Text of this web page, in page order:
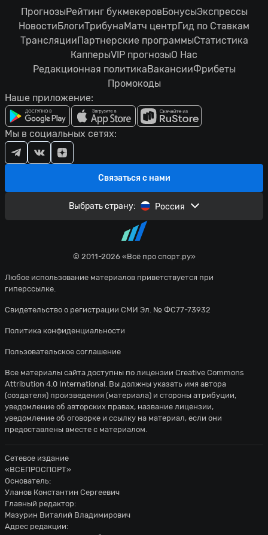
© 2011-2026 «Всё про спорт.ру»
Любое использование материалов приветствуется при
гиперссылке.
Свидетельство о регистрации СМИ Эл. № ФС77-73932
Политика конфиденциальности
Пользовательское соглашение
ПрогнозыРейтинг букмекеровБонусыЭкспрессы
НовостиБлогиТрибунаМатч центрГид по Ставкам
ТрансляцииПартнерские программыСтатистика
КапперыVIP прогнозыО Нас
Редакционная политикаВакансииФрибеты
Промокоды
Наше приложение:
Связаться с нами
Мы в социальных сетях:
Выбрать страну: Россия
Все материалы сайта доступны по лицензии Creative Commons
Attribution 4.0 International . Вы должны указать имя автора
(создателя) произведения (материала) и стороны атрибуции,
уведомление об авторских правах, название лицензии,
уведомление об оговорке и ссылку на материал, если они
предоставлены вместе с материалом.
Сетевое издание
«ВСЕПРОСПОРТ»
Основатель:
Уланов Константин Сергеевич
Главный редактор:
Мазурин Виталий Владимирович
Адрес редакции: